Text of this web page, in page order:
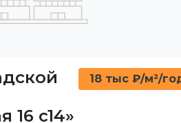
я, 16 стр14
1 Офис, общая площадь 793